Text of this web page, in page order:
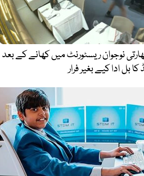
نوجوان ریسٹورنٹ میں کھانے کے بعد